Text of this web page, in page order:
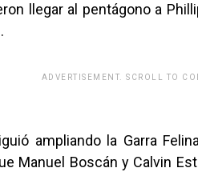
llegar al pentágono a
ADVERTISEMENT. SCROLL TO
ampliando la Garra
Manuel Boscán y Calvin